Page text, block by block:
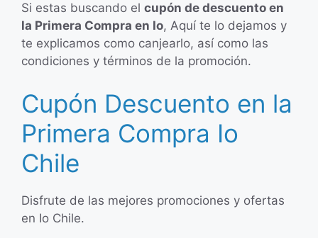
Si estas buscando el cupón de descuento en
la Primera Compra en Io, Aquí te lo dejamos y
te explicamos como canjearlo, así como las
condiciones y términos de la promoción.
Cupón Descuento en la
Primera Compra Io
Chile
Disfrute de las mejores promociones y ofertas
en Io Chile.